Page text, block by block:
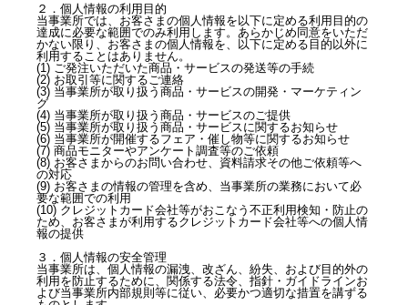
２．個人情報の利用目的
当事業所では、お客さまの個人情報を以下に定める利用目的の
達成に必要な範囲でのみ利用します。あらかじめ同意をいただ
かない限り、お客さまの個人情報を、以下に定める目的以外に
利用することはありません。
(1) ご発注いただいた商品・サービスの発送等の手続
(2) お取引等に関するご連絡
(3) 当事業所が取り扱う商品・サービスの開発・マーケティン
グ
(4) 当事業所が取り扱う商品・サービスのご提供
(5) 当事業所が取り扱う商品・サービスに関するお知らせ
(6) 当事業所が開催するフェア・催し物等に関するお知らせ
(7) 商品モニターやアンケート調査等のご依頼
(8) お客さまからのお問い合わせ、資料請求その他ご依頼等へ
の対応
(9) お客さまの情報の管理を含め、当事業所の業務において必
要な範囲での利用
(10) クレジットカード会社等がおこなう不正利用検知・防止の
ため、お客さまが利用するクレジットカード会社等への個人情
報の提供
３．個人情報の安全管理
当事業所は、個人情報の漏洩、改ざん、紛失、および目的外の
利用を防止するために、関係する法令、指針・ガイドラインお
よび当事業所内部規則等に従い、必要かつ適切な措置を講ずる